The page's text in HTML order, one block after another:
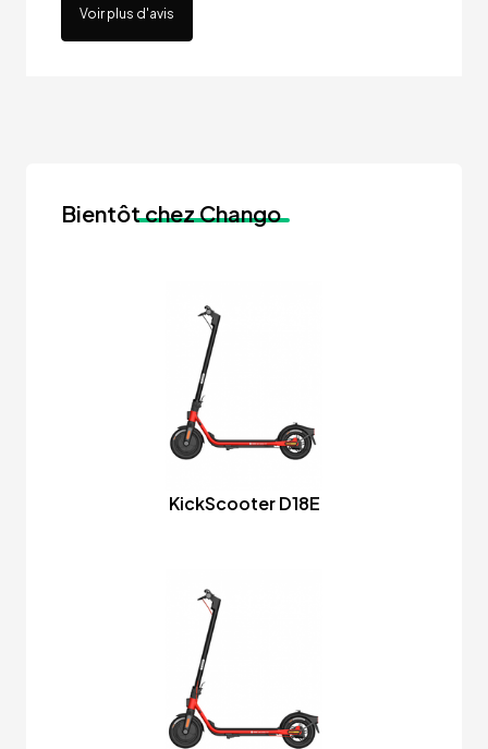
Voir plus d'avis
Bientôtchez Chango
KickScooter D18E